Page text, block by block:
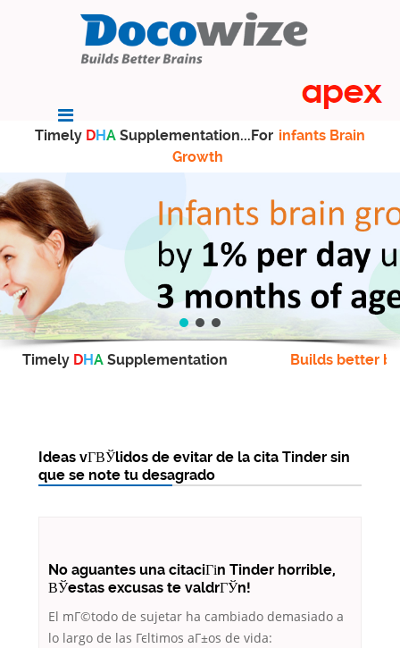
Timely DHA Supplementation...For infants Brain
Growth
Timely DHA Supplementation Builds better
Ideas vГ­ВЎlidos de evitar de la cita Tinder sin
que se note tu desagrado
No aguantes una citaciГіn Tinder horrible,
ВЎestas excusas te valdrГЎn!
El mГ©todo de sujetar ha cambiado demasiado a
lo largo de las Гєltimos aГ±os de vida: